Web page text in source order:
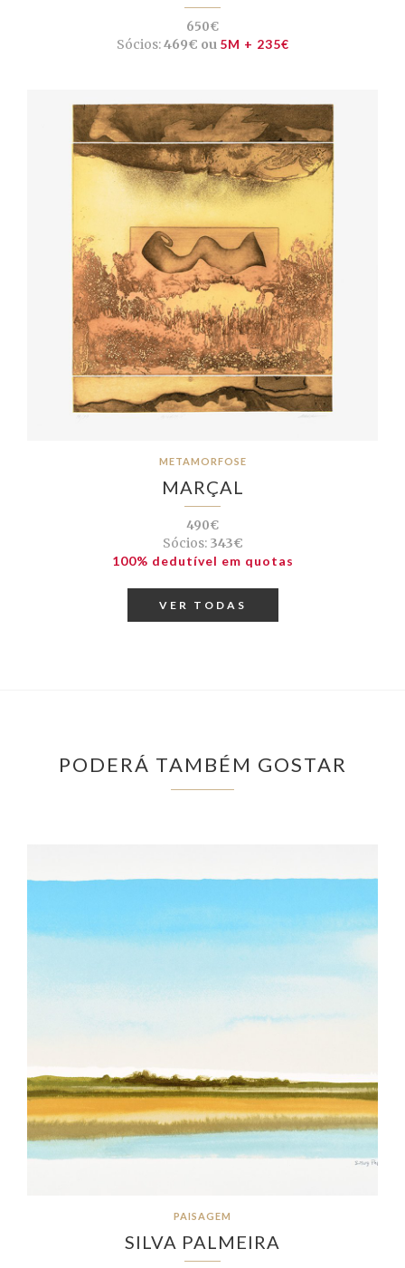
650€
Sócios:469€ ou 5M + 235€
METAMORFOSE
MARÇAL
490€
Sócios:343€
100% dedutível em quotas
VER TODAS
PODERÁ TAMBÉM GOSTAR
PAISAGEM
SILVA PALMEIRA